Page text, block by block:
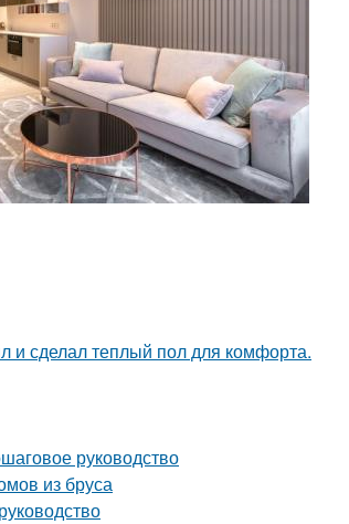
и сделал теплый пол для комфорта.
руководство
из бруса